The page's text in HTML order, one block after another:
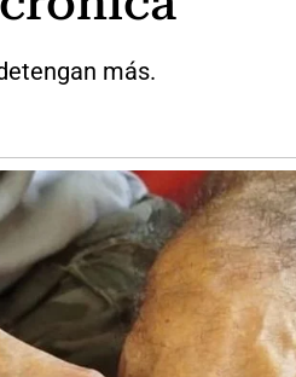
más.